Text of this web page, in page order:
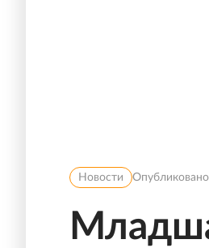
Новости Опубликовано